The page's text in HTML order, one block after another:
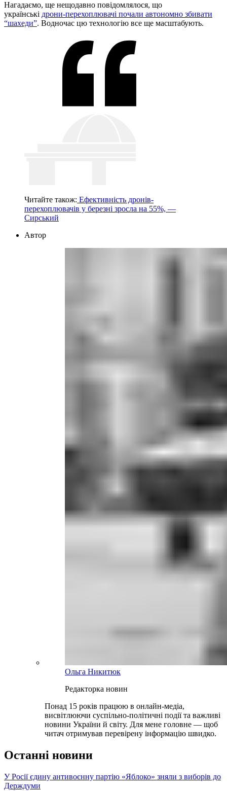
Нагадаємо, ще нещодавно повідомлялося, що
українські дрони-перехоплювачі почали автономно збивати
“шахеди”. Водночас цю технологію все ще масштабують.
Читайте також: Ефективність дронів-
перехоплювачів у березні зросла на 55%, —
Сирський
Автор
Ольга Никитюк
Редакторка новин
Понад 15 років працюю в онлайн-медіа,
висвітлюючи суспільно-політичні події та важливі
новини України й світу. Для мене головне — щоб
читач отримував перевірену інформацію швидко.
Останні новини
У Росії єдину антивоєнну партію «Яблоко» зняли з виборів до
Держдуми